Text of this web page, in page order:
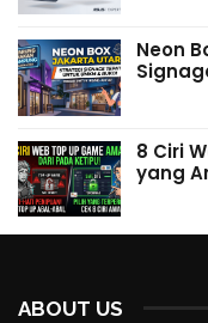
Neon
8 Ciri
yang
ABOUT US